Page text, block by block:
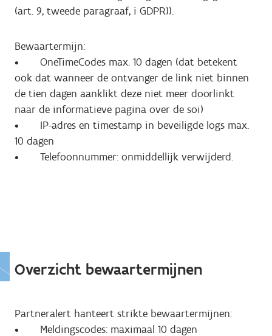
(art. 9, tweede paragraaf, i GDPR)).
Bewaartermijn:
• OneTimeCodes max. 10 dagen (dat betekent
ook dat wanneer de ontvanger de link niet binnen
de tien dagen aanklikt deze niet meer doorlinkt
naar de informatieve pagina over de soi)
• IP-adres en timestamp in beveiligde logs max.
10 dagen
• Telefoonnummer: onmiddellijk verwijderd.
Overzicht bewaartermijnen
Partneralert hanteert strikte bewaartermijnen:
• Meldingscodes: maximaal 10 dagen